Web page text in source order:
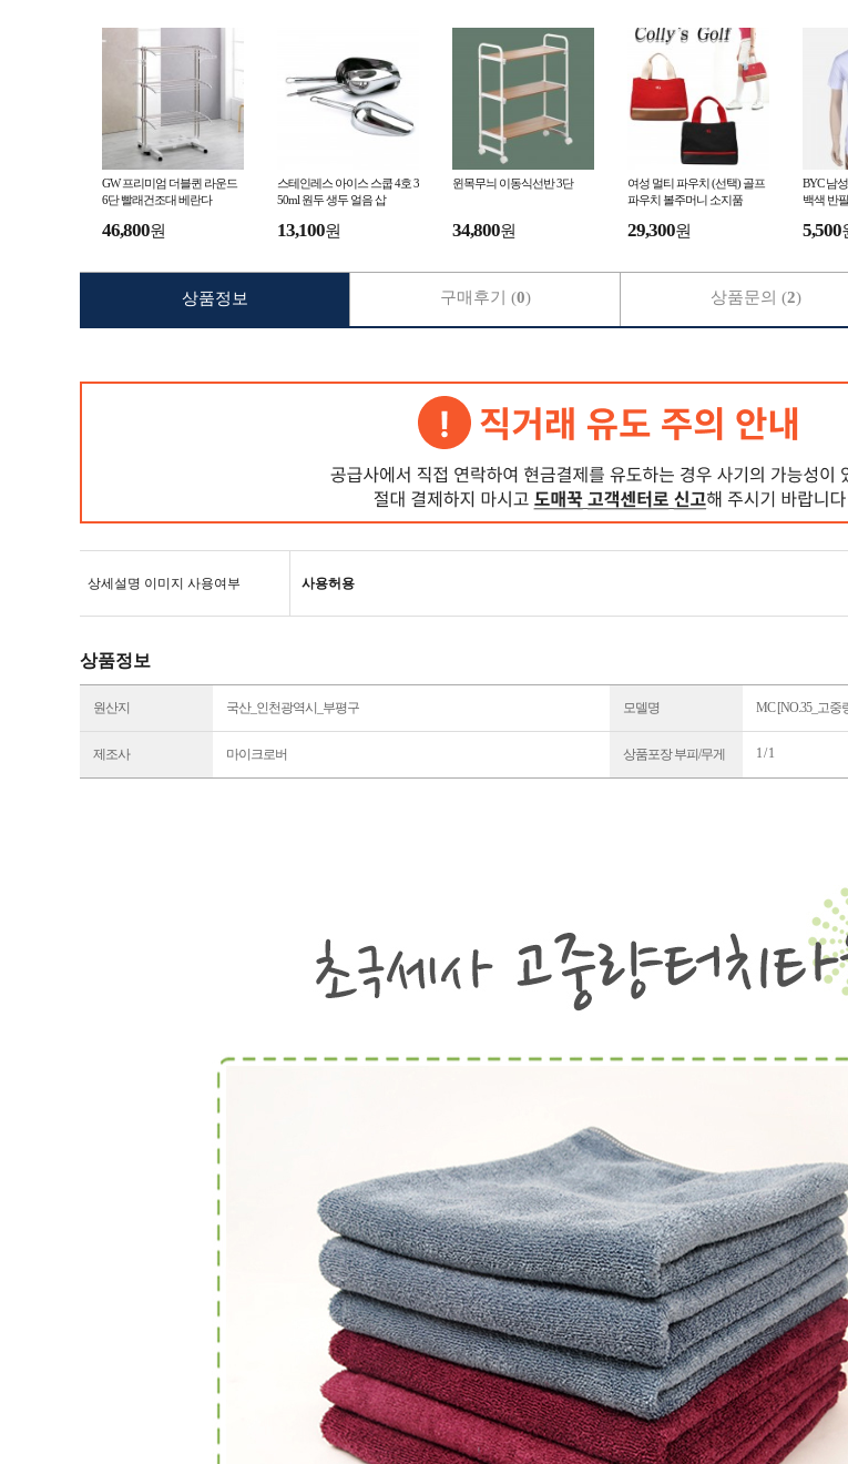
GW 프리미엄 더블퀸 라운드
6단 빨래건조대 베란다
46,800원
스테인레스 아이스 스쿱 4호 3
50ml 원두 생두 얼음 삽
13,100원
윈목무늬 이동식선반 3단
34,800원
여성 멀티 파우치 (선택) 골프
파우치 볼주머니 소지품
29,300원
BYC 남
백색 반
5,500
상세설명 이미지 사용여부 사용허용
상품정보
원산지 국산_인천광역시_부평구 모델명 MC [NO.35_고중
제조사 마이크로버 상품포장 부피/무게 1 / 1
상품정보 구매후기 (0) 상품문의 (2)